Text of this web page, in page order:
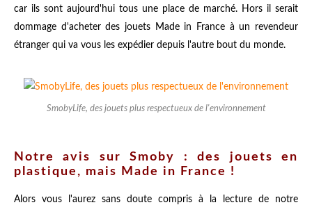
car ils sont aujourd'hui tous une place de marché. Hors il serait
dommage d'acheter des jouets Made in France à un revendeur
étranger qui va vous les expédier depuis l'autre bout du monde.
SmobyLife, des jouets plus respectueux de l'environnement
Notre avis sur Smoby : des jouets en
plastique, mais Made in France !
Alors vous l'aurez sans doute compris à la lecture de notre